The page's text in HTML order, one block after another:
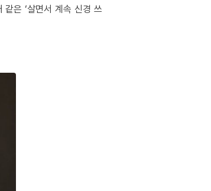
은 ‘살면서 계속 신경 쓰